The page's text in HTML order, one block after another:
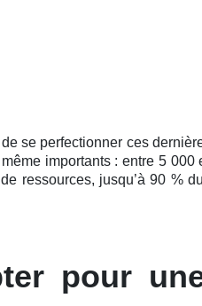
se perfectionner ces
importants : entre 5
ressources, jusqu’à 90 %
pour